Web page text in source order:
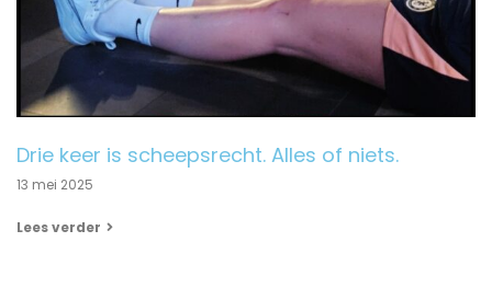
Drie keer is scheepsrecht. Alles of niets.
13 mei 2025
Lees verder